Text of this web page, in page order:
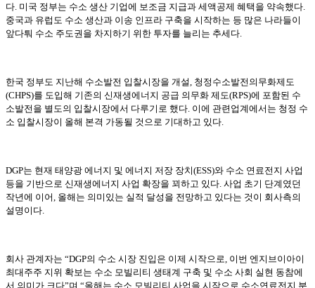
다. 미국 정부는 수소 생산 기업에 보조금 지급과 세액공제 혜택을 약속했다.
중국과 유럽도 수소 생산과 이송 인프라 구축을 시작하는 등 많은 나라들이
앞다퉈 수소 주도권을 차지하기 위한 투자를 늘리는 추세다.
한국 정부도 지난해 수소발전 입찰시장을 개설, 청정수소발전의무화제도
(CHPS)를 도입해 기존의 신재생에너지 공급 의무화 제도(RPS)에 포함된 수
소발전을 별도의 입찰시장에서 다루기로 했다. 이에 관련업계에서는 청정 수
소 입찰시장이 올해 본격 가동될 것으로 기대하고 있다.
DGP는 현재 태양광 에너지 및 에너지 저장 장치(ESS)와 수소 연료전지 사업
등을 기반으로 신재생에너지 사업 확장을 꾀하고 있다. 사업 초기 단계였던
작년에 이어, 올해는 의미있는 실적 달성을 전망하고 있다는 것이 회사측의
설명이다.
회사 관계자는 “DGP의 수소 시장 진입은 이제 시작으로, 이번 엔지브이아이
최대주주 지위 확보는 수소 모빌리티 생태계 구축 및 수소 사회 실현 동참에
서 의미가 크다”며 “올해는 수소 모빌리티 사업을 시작으로 수소연료전지 분